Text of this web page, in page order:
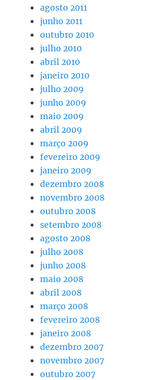
agosto 2011
junho 2011
outubro 2010
julho 2010
abril 2010
janeiro 2010
julho 2009
junho 2009
maio 2009
abril 2009
março 2009
fevereiro 2009
janeiro 2009
dezembro 2008
novembro 2008
outubro 2008
setembro 2008
agosto 2008
julho 2008
junho 2008
maio 2008
abril 2008
março 2008
fevereiro 2008
janeiro 2008
dezembro 2007
novembro 2007
outubro 2007